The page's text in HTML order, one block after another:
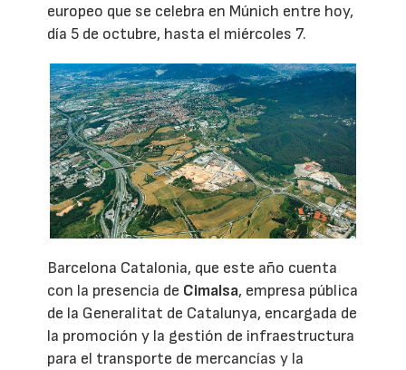
europeo que se celebra en Múnich entre hoy,
día 5 de octubre, hasta el miércoles 7.
Barcelona Catalonia, que este año cuenta
con la presencia de Cimalsa, empresa pública
de la Generalitat de Catalunya, encargada de
la promoción y la gestión de infraestructura
para el transporte de mercancías y la